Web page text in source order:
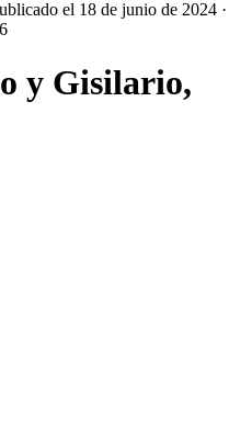
el 18 de junio de 2024 ·
y Gisilario,